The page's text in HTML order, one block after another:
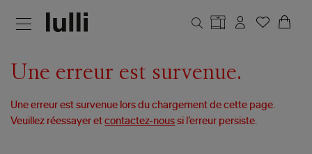
Une erreur est survenue.
Une erreur est survenue lors du chargement de cette page.
Veuillez réessayer etcontactez-nous si l’erreur persiste.